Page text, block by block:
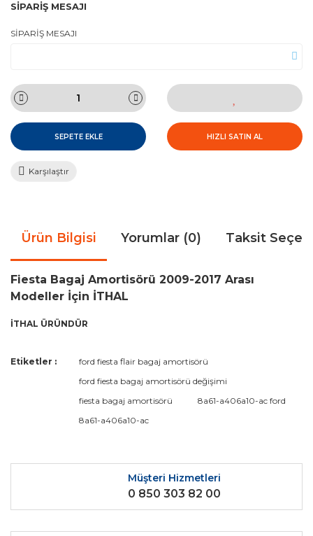
SİPARİŞ MESAJI
SİPARİŞ MESAJI
SEPETE EKLE HIZLI SATIN AL
Karşılaştır
Ürün Bilgisi Yorumlar (0) Taksit
Fiesta Bagaj Amortisörü 2009-2017 Arası
Modeller İçin İTHAL
İTHAL ÜRÜNDÜR
Bu ürüne ilk yorumu siz yapın!
Yorum Yaz
Bu ürünün fiyat bilgisi, resim, ürün açıklamalarında ve diğer
kullanarak tarafımıza iletebilirsiniz.
Görüş ve önerileriniz için teşekkür ederiz.
Ürün bilgilerinde hatalar bulunuyor.
Ürün fiyatı diğer sitelerden daha pahalı.
Bu ürüne benzer farklı alternatifler olmalı.
Etiketler :
ford fiesta flair bagaj amortisörü
ford fiesta bagaj amortisörü değişimi
fiesta bagaj amortisörü
8a61-a406a10-ac ford
8a61-a406a10-ac
Müşteri Hizmetleri
0 850 303 82 00